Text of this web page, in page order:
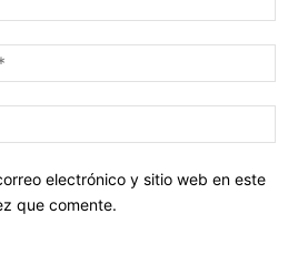
electrónico y sitio web en este
que comente.